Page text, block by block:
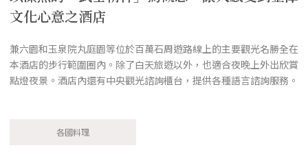
文化心意之酒店
兼六園和玉泉院丸庭園等位於百萬石周遊路線上的主要觀光名勝全在
本酒店的步行範圍圈內。除了白天旅遊以外，也適合夜晚上外出欣賞
點燈夜景。酒店內還有中央觀光諮詢櫃台，提供各種語言諮詢服務。
各國料理